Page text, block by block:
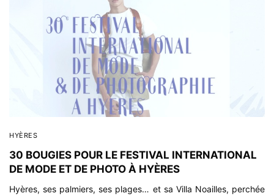
HYÈRES
30 BOUGIES POUR LE FESTIVAL INTERNATIONAL
DE MODE ET DE PHOTO À HYÈRES
Hyères, ses palmiers, ses plages… et sa Villa Noailles, perchée